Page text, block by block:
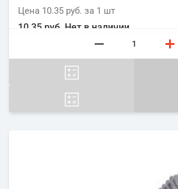
Цена 10.35 руб. за 1 шт
10.35 руб. Нет в наличии